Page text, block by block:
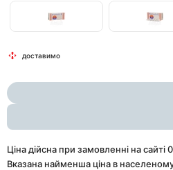
Item
of
1
2
доставимо
Ціна дійсна при замовленні на сайті
Вказана найменша ціна в